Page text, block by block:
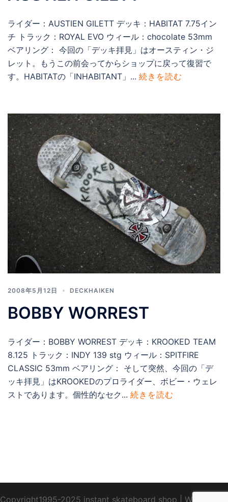
ライダー：AUSTIEN GILETT デッキ：HABITAT 7.75イン
チ トラック：ROYAL EVO ウィール：chocolate 53mm
ベアリング： 今回の「デッキ拝見」はオースティン・ジ
レット。もうこの前会ってからショップに戻って復習で
す。HABITATの「INHABITANT」... 続きを読む
2008年5月12日 DECKHAIKEN
BOBBY WORREST
ライダー：BOBBY WORREST デッキ：KROOKED TEAM
8.125 トラック：INDY 139 stg ウィール：SPITFIRE
CLASSIC 53mm ベアリング： そして突然、今回の「デ
ッキ拝見」はKROOKEDのプロライダー、ボビー・ウェレ
ストであります。個性的なセク... 続きを読む
Copyright1995-2025 instant skateboard shop WebDesign